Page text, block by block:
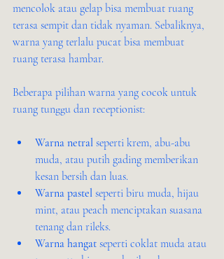
mencolok atau gelap bisa membuat ruang
terasa sempit dan tidak nyaman. Sebaliknya,
warna yang terlalu pucat bisa membuat
ruang terasa hambar.
Beberapa pilihan warna yang cocok untuk
ruang tunggu dan receptionist:
Warna netral seperti krem, abu-abu
muda, atau putih gading memberikan
kesan bersih dan luas.
Warna pastel seperti biru muda, hijau
mint, atau peach menciptakan suasana
tenang dan rileks.
Warna hangat seperti coklat muda atau